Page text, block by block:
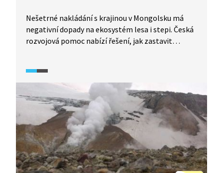
Nešetrné nakládání s krajinou v Mongolsku má
negativní dopady na ekosystém lesa i stepi. Česká
rozvojová pomoc nabízí řešení, jak zastavit